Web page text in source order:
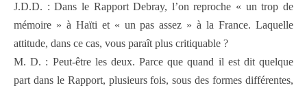
J.D.D. : Dans le Rapport Debray, l’on reproche « un trop de
mémoire » à Haïti et « un pas assez » à la France. Laquelle
attitude, dans ce cas, vous paraît plus critiquable ?
M. D. : Peut-être les deux. Parce que quand il est dit quelque
part dans le Rapport, plusieurs fois, sous des formes différentes,